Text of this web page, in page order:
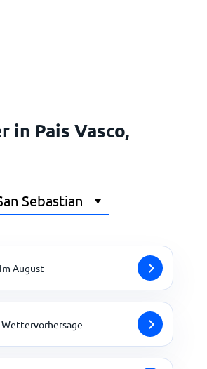
in Pais Vasco,
August
Wettervorhersage